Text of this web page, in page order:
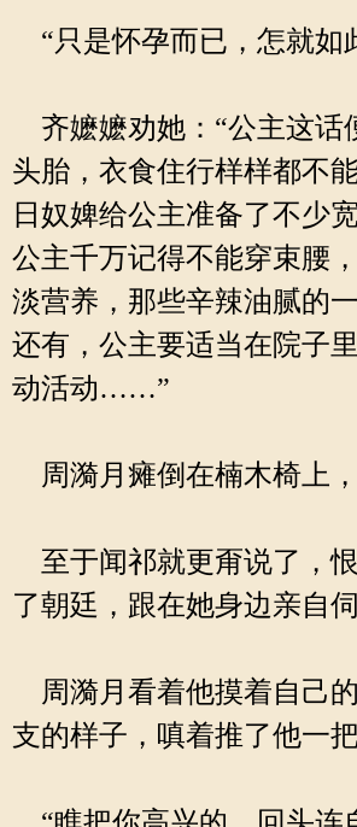
“只是怀孕而已，怎就如
齐嬷嬷劝她：“公主这话
头胎，衣食住行样样都不
日奴婢给公主准备了不少
公主千万记得不能穿束腰
淡营养，那些辛辣油腻的
还有，公主要适当在院子
动活动……”
周漪月瘫倒在楠木椅上，
至于闻祁就更甭说了，
了朝廷，跟在她身边亲自伺
周漪月看着他摸着自己
支的样子，嗔着推了他一把